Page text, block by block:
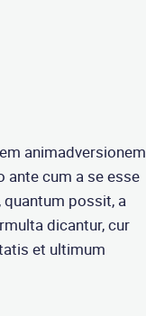
animadversionem
ante cum a se esse
possit, a
dicantur, cur
et ultimum